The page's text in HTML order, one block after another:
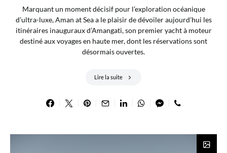
Marquant un moment décisif pour l’exploration océanique
d’ultra-luxe, Aman at Sea a le plaisir de dévoiler aujourd’hui les
itinéraires inauguraux d’Amangati, son premier yacht à moteur
destiné aux voyages en haute mer, dont les réservations sont
désormais ouvertes.
Lire la suite